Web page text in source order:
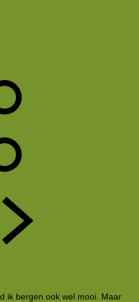
ik bergen ook wel mooi. Maar